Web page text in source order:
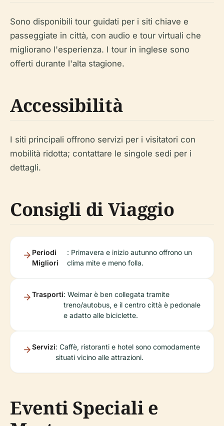
Sono disponibili tour guidati per i siti chiave e
passeggiate in città, con audio e tour virtuali che
migliorano l'esperienza. I tour in inglese sono
offerti durante l'alta stagione.
Accessibilità
I siti principali offrono servizi per i visitatori con
mobilità ridotta; contattare le singole sedi per i
dettagli.
Consigli di Viaggio
Periodi
Migliori
: Primavera e inizio autunno offrono un
clima mite e meno folla.
Trasporti: Weimar è ben collegata tramite
treno/autobus, e il centro città è pedonale
e adatto alle biciclette.
Servizi: Caffè, ristoranti e hotel sono comodamente
situati vicino alle attrazioni.
Eventi Speciali e